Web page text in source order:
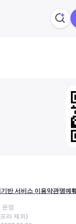
반 서비스 이용약관명예
영
라 제외)